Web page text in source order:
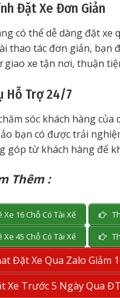
Đặt Xe Đơn Giản
có thể dễ dàng đặt
thao tác đơn giản, bạn
xe tận nơi, thuận
Hỗ Trợ 24/7
sóc khách hàng
bạn có được trải
góp từ khách hàng để
Thêm :
Xe 16 Chỗ Có Tài Xế
Xe 45 Chỗ Có Tài Xế
Đặt Xe Qua Zalo Giảm
Xe Trước 5 Ngày Qua